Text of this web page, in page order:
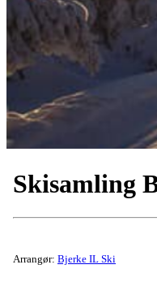
Skisamling
Arrangør: Bjerke IL Ski